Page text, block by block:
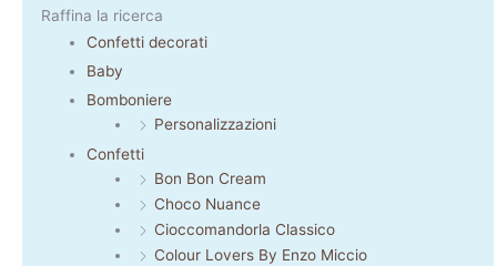
Raffina la ricerca
Confetti decorati
Baby
Bomboniere
Personalizzazioni
Confetti
Bon Bon Cream
Choco Nuance
Cioccomandorla Classico
Colour Lovers By Enzo Miccio